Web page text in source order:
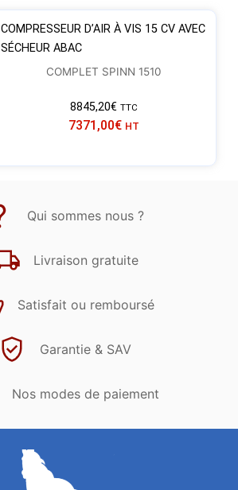
COMPRESSEUR D’AIR À VIS 15 CV AVEC
SÉCHEUR ABAC
COMPLET SPINN 1510
8845,20€ TTC
7371,00€ HT
Qui sommes nous ?
Livraison gratuite
Satisfait ou remboursé
Garantie & SAV
Nos modes de paiement